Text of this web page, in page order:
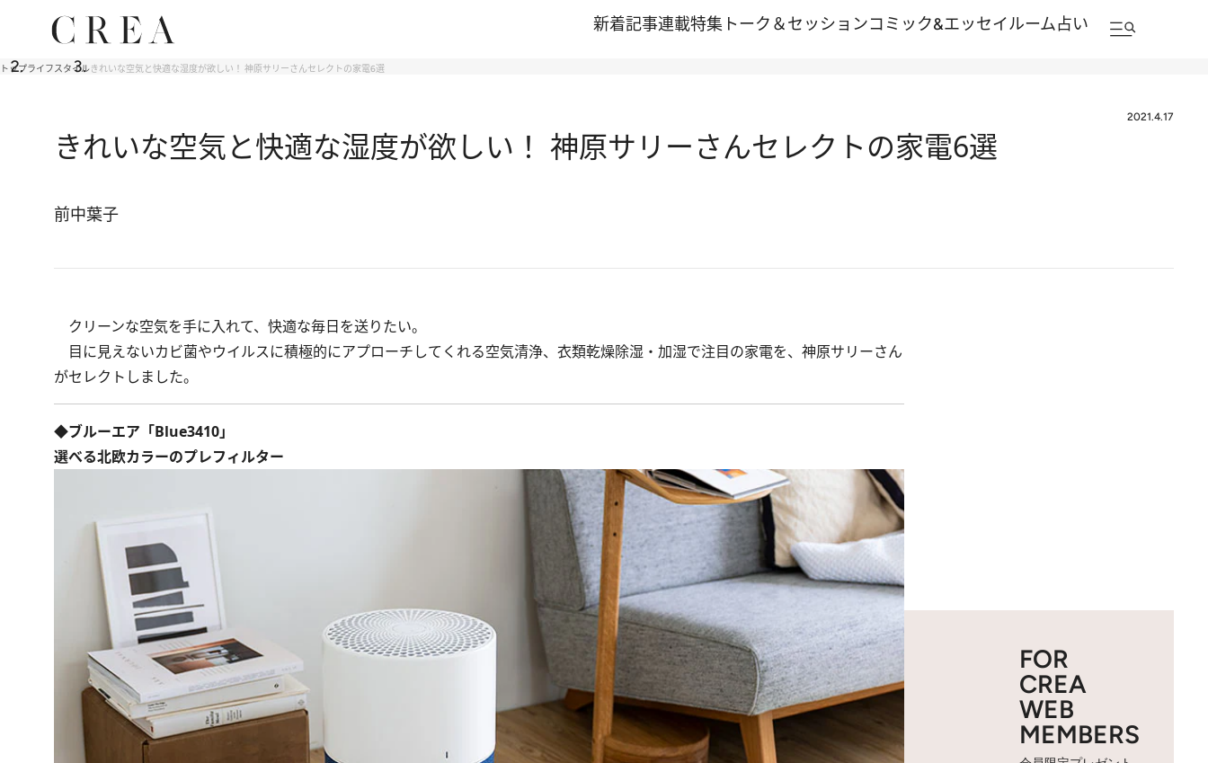
新着記事連載特集 トーク＆セッションコミック&エッセイルーム占い
トップライフスタイルきれいな空気と快適な湿度が欲しい！ 神原サリーさんセレクトの家電6選
2021.4.17
きれいな空気と快適な湿度が欲しい！ 神原サリーさんセレクトの家電6選
前中葉子
クリーンな空気を手に入れて、快適な毎日を送りたい。
目に見えないカビ菌やウイルスに積極的にアプローチしてくれる空気清浄、衣類乾燥除湿・加湿で注目の家電を、神原サリーさん
がセレクトしました。
◆ブルーエア「Blue3410」
選べる北欧カラーのプレフィルター
FOR
CREA
WEB
MEMBERS